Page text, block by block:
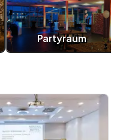
Partyraum